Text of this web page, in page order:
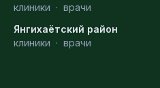
клиники · врачи
Янгихаётский район
клиники · врачи